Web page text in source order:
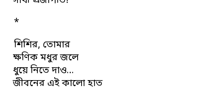
*
শিশির, তোমার
ক্ষণিক মধুর জলে
ধুয়ে নিতে দাও…
জীবনের এই কালো হাত